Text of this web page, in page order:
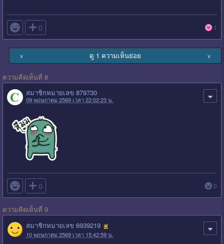
 0 1
∨ ดู 1 ความเห็นย่อย ∨
ความคิดเห็นที่ 8
สมาชิกหมายเลข 879730
09 พฤษภาคม 2569 เวลา 22:02:23 น.
 0 0
ความคิดเห็นที่ 9
สมาชิกหมายเลข 6939219
10 พฤษภาคม 2569 เวลา 15:42:59 น.